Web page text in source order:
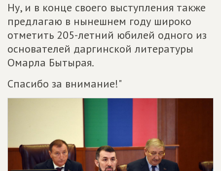
Ну, и в конце своего выступления также
предлагаю в нынешнем году широко
отметить 205-летний юбилей одного из
основателей даргинской литературы
Омарла Бытырая.
Спасибо за внимание!"